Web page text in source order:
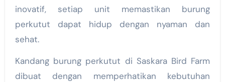
inovatif, setiap unit memastikan burung
perkutut dapat hidup dengan nyaman dan
sehat.
Kandang burung perkutut di Saskara Bird Farm
dibuat dengan memperhatikan kebutuhan